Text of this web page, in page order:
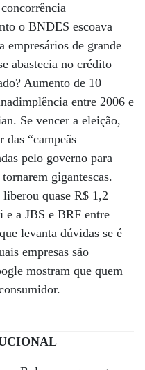
o BNDES escoava
empresários de grande
abastecia no crédito
Aumento de 10
entre 2006 e
Se vencer a eleição,
das “campeãs
pelo governo para
gigantescas.
quase R$ 1,2
a JBS e BRF entre
levanta dúvidas se é
empresas são
mostram que quem